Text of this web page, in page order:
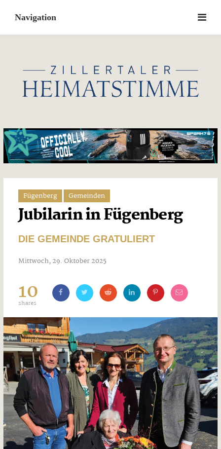
content
Fügenberg Gemeinden
Jubilarin in Fügenberg
DIE GEMEINDE GRATULIERT
Mittwoch, 29. Oktober 2025
10
shares